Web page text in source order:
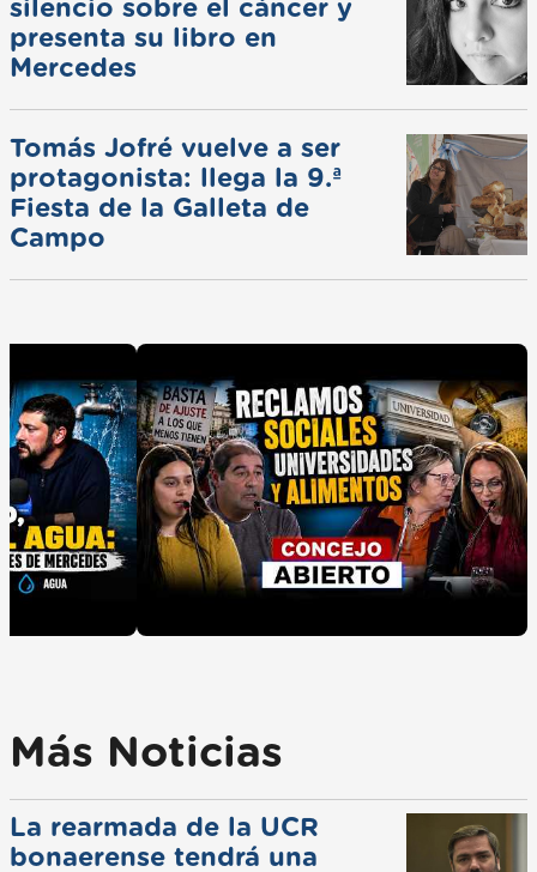
silencio sobre el cáncer y
presenta su libro en
Mercedes
Tomás Jofré vuelve a ser
protagonista: llega la 9.ª
Fiesta de la Galleta de
Campo
Más Noticias
La rearmada de la UCR
bonaerense tendrá una